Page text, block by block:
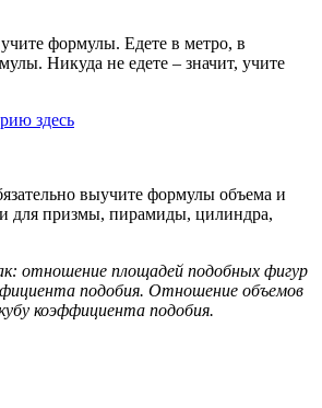
формулы. Едете в метро, в
Никуда не едете – значит, учите
здесь
выучите формулы объема и
для призмы, пирамиды, цилиндра,
отношение площадей подобных фигур
подобия. Отношение объемов
коэффициента подобия.